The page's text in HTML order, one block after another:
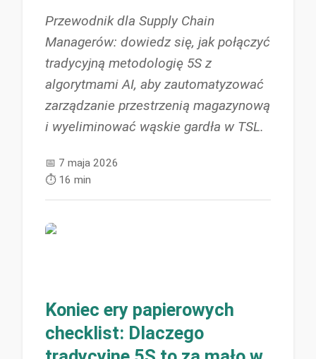
Przewodnik dla Supply Chain
Managerów: dowiedz się, jak połączyć
tradycyjną metodologię 5S z
algorytmami AI, aby zautomatyzować
zarządzanie przestrzenią magazynową
i wyeliminować wąskie gardła w TSL.
📅 7 maja 2026
⏱️ 16 min
Koniec ery papierowych
checklist: Dlaczego